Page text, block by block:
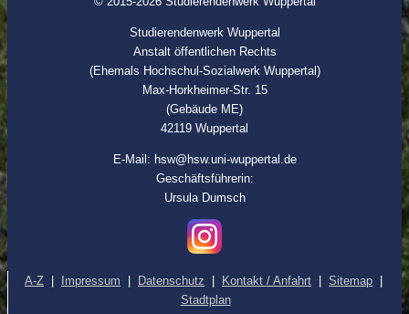
Studierendenwerk Wuppertal
Anstalt öffentlichen Rechts
(Ehemals Hochschul-Sozialwerk Wuppertal)
Max-Horkheimer-Str. 15
(Gebäude ME)
42119 Wuppertal
E-Mail: hsw@hsw.uni-wuppertal.de
Geschäftsführerin:
Ursula Dumsch
A-Z Impressum Datenschutz Kontakt / Anfahrt Sitemap
Stadtplan